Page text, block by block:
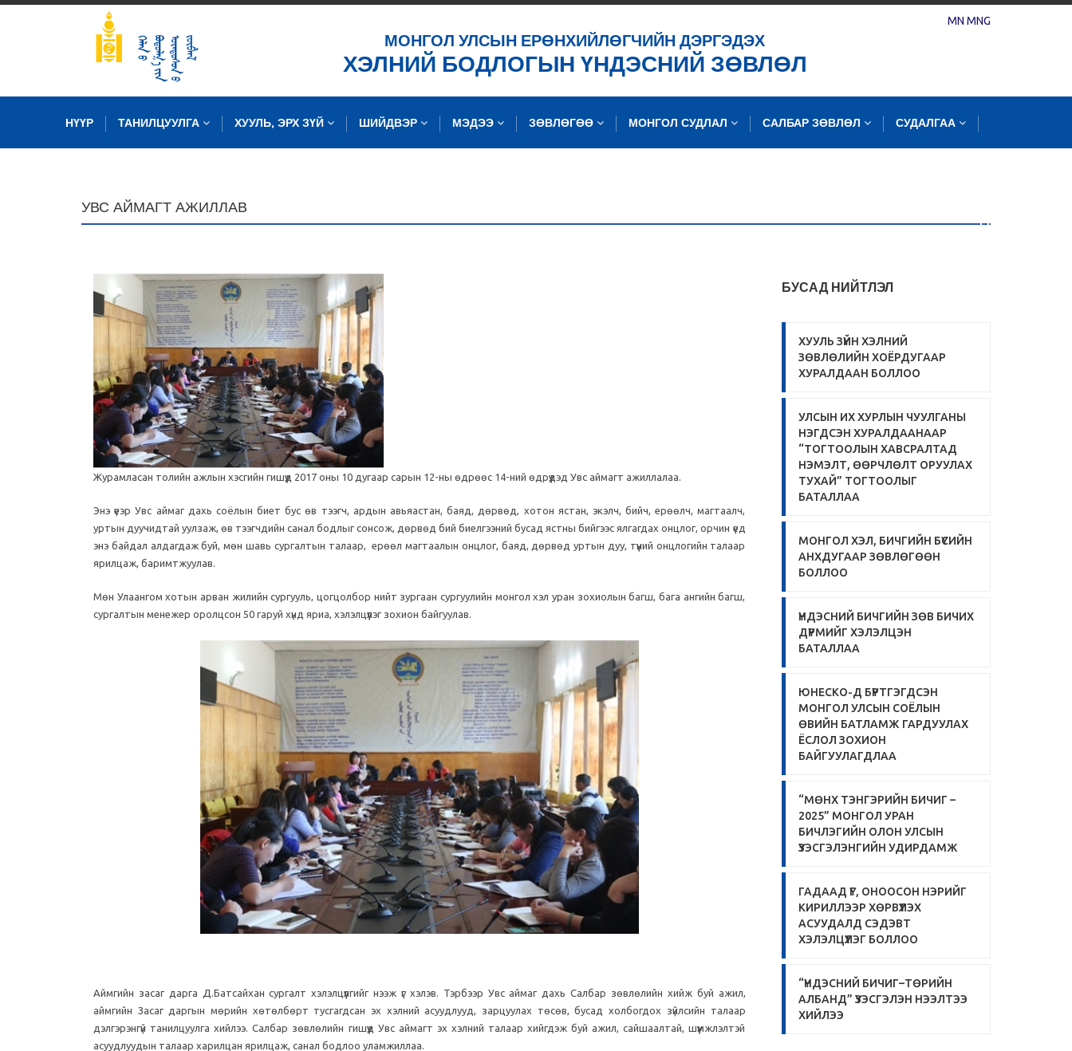
МОНГОЛ УЛСЫН ЕРӨНХИЙЛӨГЧИЙН ДЭРГЭДЭХ
ХЭЛНИЙ БОДЛОГЫН ҮНДЭСНИЙ ЗӨВЛӨЛ
MN MNG
НҮҮР ТАНИЛЦУУЛГА ХУУЛЬ, ЭРХ ЗҮЙ ШИЙДВЭР МЭДЭЭ ЗӨВЛӨГӨӨ МОНГОЛ СУДЛАЛ САЛБАР ЗӨВЛӨЛ СУДАЛГАА
УВС АЙМАГТ АЖИЛЛАВ
Журамласан толийн ажлын хэсгийн гишүүд 2017 оны 10 дугаар сарын 12-ны өдрөөс 14-ний өдрүүдэд Увс аймагт ажиллалаа.
Энэ үеэр Увс аймаг дахь соёлын биет бус өв тээгч, ардын авьяастан, баяд, дөрвөд, хотон ястан, экэлч, бийч, ерөөлч, магтаалч,
уртын дуучидтай уулзаж, өв тээгчдийн санал бодлыг сонсож, дөрвөд бий биелгээний бусад ястны бийгээс ялгагдах онцлог, орчин үед
энэ байдал алдагдаж буй, мөн шавь сургалтын талаар, ерөөл магтаалын онцлог, баяд, дөрвөд уртын дуу, түүний онцлогийн талаар
ярилцаж, баримтжуулав.
Мөн Улаангом хотын арван жилийн сургууль, цогцолбор нийт зургаан сургуулийн монгол хэл уран зохиолын багш, бага ангийн багш,
сургалтын менежер оролцсон 50 гаруй хүнд яриа, хэлэлцүүлэг зохион байгуулав.
Аймгийн засаг дарга Д.Батсайхан сургалт хэлэлцүүлгийг нээж үг хэлэв. Тэрбээр Увс аймаг дахь Салбар зөвлөлийн хийж буй ажил,
аймгийн Засаг даргын мөрийн хөтөлбөрт тусгагдсан эх хэлний асуудлууд, зарцуулах төсөв, бусад холбогдох зүйлсийн талаар
дэлгэрэнгүй танилцуулга хийлээ. Салбар зөвлөлийн гишүүд Увс аймагт эх хэлний талаар хийгдэж буй ажил, сайшаалтай, шүүмжлэлтэй
асуудлуудын талаар харилцан ярилцаж, санал бодлоо уламжиллаа.
БУСАД НИЙТЛЭЛ
ХУУЛЬ ЗҮЙН ХЭЛНИЙ
ЗӨВЛӨЛИЙН ХОЁРДУГААР
ХУРАЛДААН БОЛЛОО
УЛСЫН ИХ ХУРЛЫН ЧУУЛГАНЫ
НЭГДСЭН ХУРАЛДААНААР
“ТОГТООЛЫН ХАВСРАЛТАД
НЭМЭЛТ, ӨӨРЧЛӨЛТ ОРУУЛАХ
ТУХАЙ” ТОГТООЛЫГ
БАТАЛЛАА
МОНГОЛ ХЭЛ, БИЧГИЙН БҮСИЙН
АНХДУГААР ЗӨВЛӨГӨӨН
БОЛЛОО
ҮНДЭСНИЙ БИЧГИЙН ЗӨВ БИЧИХ
ДҮРМИЙГ ХЭЛЭЛЦЭН
БАТАЛЛАА
ЮНЕСКО-Д БҮРТГЭГДСЭН
МОНГОЛ УЛСЫН СОЁЛЫН
ӨВИЙН БАТЛАМЖ ГАРДУУЛАХ
ЁСЛОЛ ЗОХИОН
БАЙГУУЛАГДЛАА
“МӨНХ ТЭНГЭРИЙН БИЧИГ –
2025” МОНГОЛ УРАН
БИЧЛЭГИЙН ОЛОН УЛСЫН
ҮЗЭСГЭЛЭНГИЙН УДИРДАМЖ
ГАДААД ҮГ, ОНООСОН НЭРИЙГ
КИРИЛЛЭЭР ХӨРВҮҮЛЭХ
АСУУДАЛД СЭДЭВТ
ХЭЛЭЛЦҮҮЛЭГ БОЛЛОО
“ҮНДЭСНИЙ БИЧИГ–ТӨРИЙН
АЛБАНД” ҮЗЭСГЭЛЭН НЭЭЛТЭЭ
ХИЙЛЭЭ